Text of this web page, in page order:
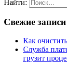
Найти:
Свежие записи
Как
Служба
грузит